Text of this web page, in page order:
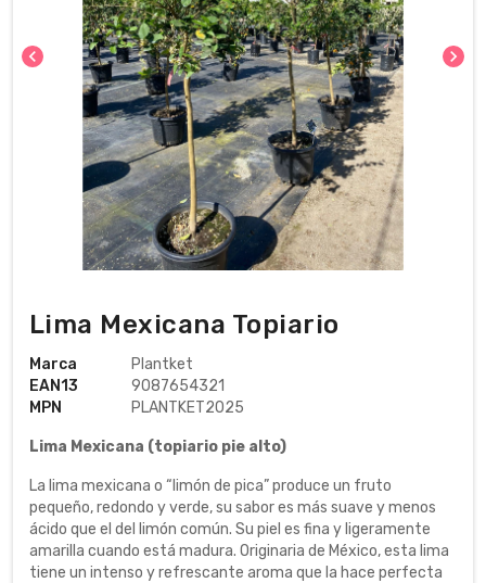
chevron_left chevron_right
Lima Mexicana Topiario
Marca
Plantket
EAN13
9087654321
MPN
PLANTKET2025
Lima Mexicana (topiario pie alto)
La lima mexicana o “limón de pica” produce un fruto
pequeño, redondo y verde, su sabor es más suave y menos
ácido que el del limón común. Su piel es fina y ligeramente
amarilla cuando está madura. Originaria de México, esta lima
tiene un intenso y refrescante aroma que la hace perfecta